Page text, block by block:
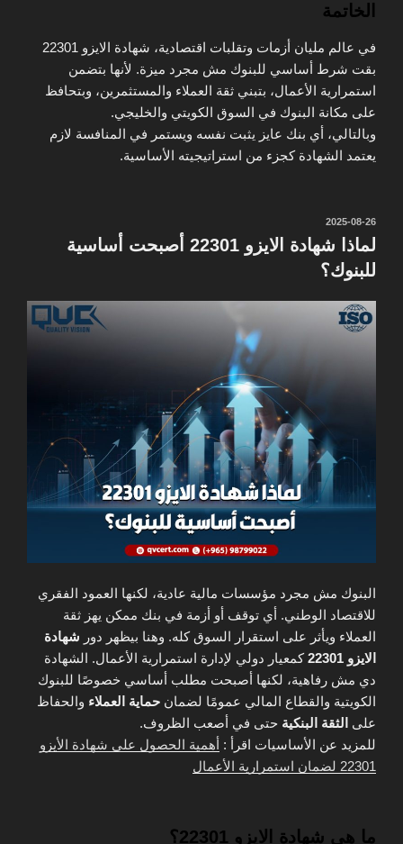
الخاتمة
في عالم مليان أزمات وتقلبات اقتصادية، شهادة الايزو 22301
بقت شرط أساسي للبنوك مش مجرد ميزة. لأنها بتضمن
استمرارية الأعمال، بتبني ثقة العملاء والمستثمرين، وبتحافظ
على مكانة البنوك في السوق الكويتي والخليجي.
وبالتالي، أي بنك عايز يثبت نفسه ويستمر في المنافسة لازم
يعتمد الشهادة كجزء من استراتيجيته الأساسية.
نُشر
في
2025-08-26
لماذا شهادة الايزو 22301 أصبحت أساسية
للبنوك؟
البنوك مش مجرد مؤسسات مالية عادية، لكنها العمود الفقري
للاقتصاد الوطني. أي توقف أو أزمة في بنك ممكن يهز ثقة
العملاء ويأثر على استقرار السوق كله. وهنا بيظهر دور شهادة
الايزو 22301
كمعيار دولي لإدارة استمرارية الأعمال. الشهادة
دي مش رفاهية، لكنها أصبحت مطلب أساسي خصوصًا للبنوك
الكويتية والقطاع المالي عمومًا لضمان حماية العملاء والحفاظ
على الثقة البنكية حتى في أصعب الظروف.
للمزيد عن الأساسيات اقرأ : أهمية الحصول على شهادة الأيزو
22301 لضمان استمرارية الأعمال
ما هي شهادة الايزو 22301؟